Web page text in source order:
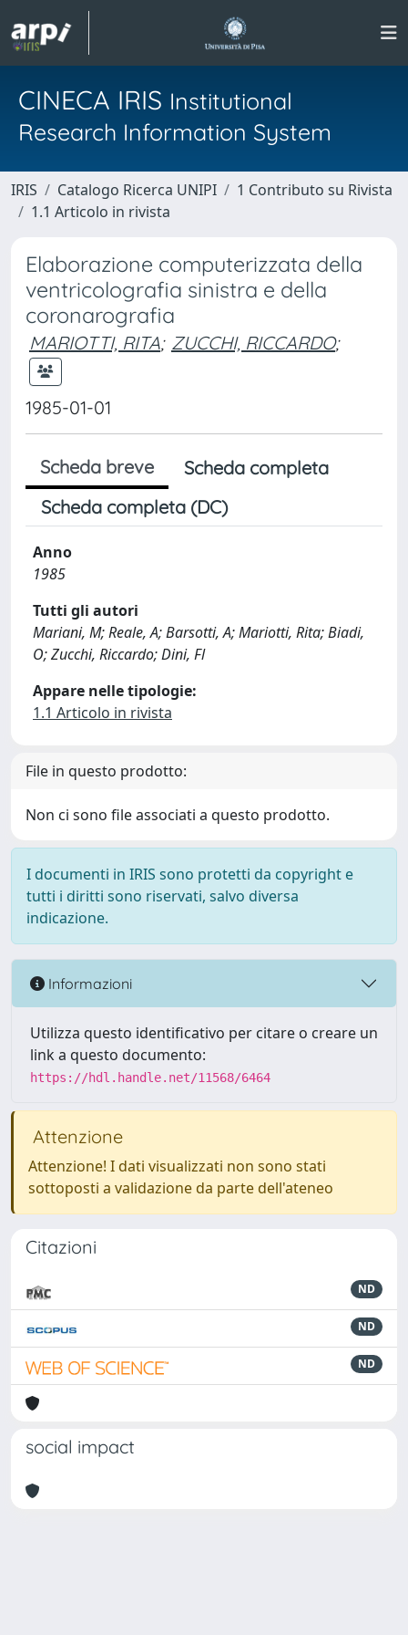
CINECA IRIS Institutional
Research Information System
IRIS Catalogo Ricerca UNIPI
1 Contributo su Rivista
1.1 Articolo in rivista
Elaborazione computerizzata della
ventricolografia sinistra e della
coronarografia
MARIOTTI, RITA; ZUCCHI, RICCARDO;
1985-01-01
Scheda breve
Scheda completa
Scheda completa (DC)
Anno
1985
Tutti gli autori
Mariani, M; Reale, A; Barsotti, A; Mariotti, Rita; Biadi,
O; Zucchi, Riccardo; Dini, Fl
Appare nelle tipologie:
1.1 Articolo in rivista
File in questo prodotto:
Non ci sono file associati a questo prodotto.
I documenti in IRIS sono protetti da copyright e
tutti i diritti sono riservati, salvo diversa
indicazione.
Informazioni
Utilizza questo identificativo per citare o creare un
link a questo documento:
https://hdl.handle.net/11568/6464
Attenzione
Attenzione! I dati visualizzati non sono stati
sottoposti a validazione da parte dell'ateneo
Citazioni
ND
ND
ND
social impact